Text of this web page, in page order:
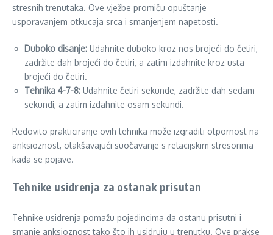
stresnih trenutaka. Ove vježbe promiču opuštanje
usporavanjem otkucaja srca i smanjenjem napetosti.
Duboko disanje: Udahnite duboko kroz nos brojeći do četiri,
zadržite dah brojeći do četiri, a zatim izdahnite kroz usta
brojeći do četiri.
Tehnika 4-7-8: Udahnite četiri sekunde, zadržite dah sedam
sekundi, a zatim izdahnite osam sekundi.
Redovito prakticiranje ovih tehnika može izgraditi otpornost na
anksioznost, olakšavajući suočavanje s relacijskim stresorima
kada se pojave.
Tehnike usidrenja za ostanak prisutan
Tehnike usidrenja pomažu pojedincima da ostanu prisutni i
smanje anksioznost tako što ih usidruju u trenutku. Ove prakse